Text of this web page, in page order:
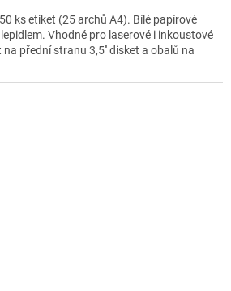
ks etiket (25 archů A4). Bílé papírové
Vhodné pro laserové i inkoustové
přední stranu 3,5'' disket a obalů na